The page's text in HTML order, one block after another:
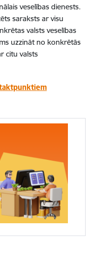
veselības dienests.
saraksts ar visu
valsts veselības
uzzināt no konkrētās
citu valsts